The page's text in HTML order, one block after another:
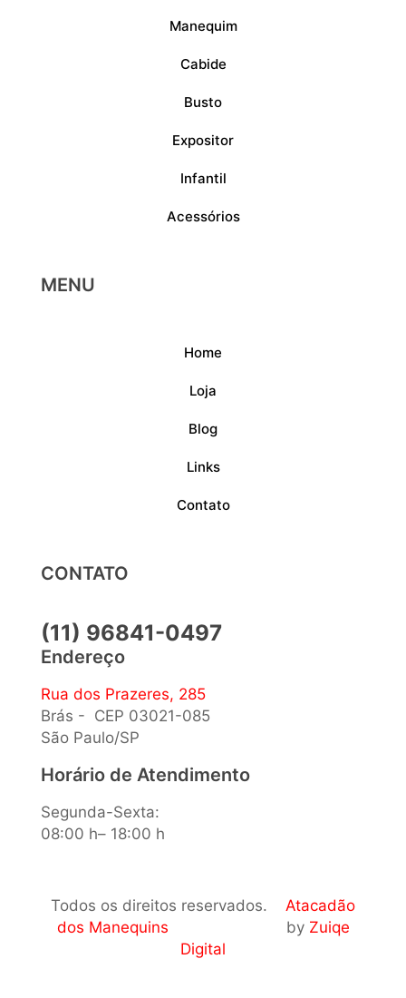
Manequim
Cabide
Busto
Expositor
Infantil
Acessórios
MENU
Home
Loja
Blog
Links
Contato
CONTATO
(11) 96841-0497
Endereço
Rua dos Prazeres, 285
Brás - CEP 03021-085
São Paulo/SP
Horário de Atendimento
Segunda-Sexta:
08:00 h– 18:00 h
Todos os direitos reservados. Atacadão
dos Manequins by Zuiqe
Digital